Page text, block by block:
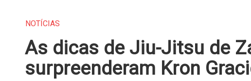
NOTÍCIAS
As dicas de Jiu-Jitsu de
surpreenderam Kron